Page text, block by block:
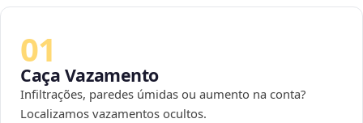
01
Caça Vazamento
Infiltrações, paredes úmidas ou aumento na conta?
Localizamos vazamentos ocultos.